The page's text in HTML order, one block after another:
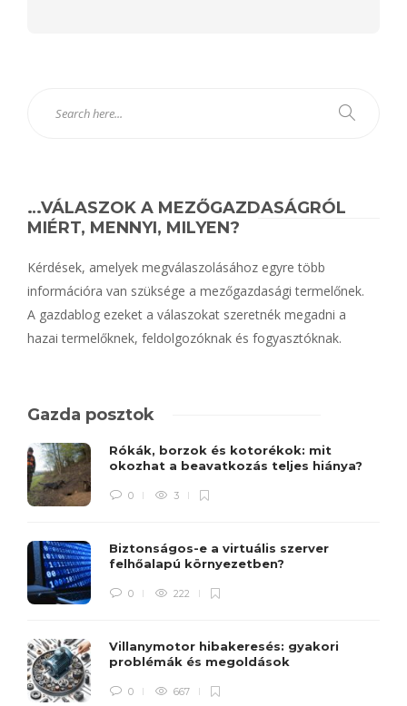
…VÁLASZOK A MEZŐGAZDASÁGRÓL
MIÉRT, MENNYI, MILYEN?
Kérdések, amelyek megválaszolásához egyre több
információra van szüksége a mezőgazdasági termelőnek.
A gazdablog ezeket a válaszokat szeretnék megadni a
hazai termelőknek, feldolgozóknak és fogyasztóknak.
Gazda posztok
Rókák, borzok és kotorékok: mit
okozhat a beavatkozás teljes hiánya?
0 3
Biztonságos-e a virtuális szerver
felhőalapú környezetben?
0 222
Villanymotor hibakeresés: gyakori
problémák és megoldások
0 667